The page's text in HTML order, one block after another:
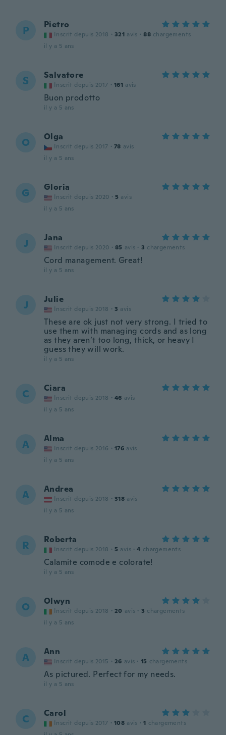
P Pietro
Inscrit depuis 2018 · 321 avis · 88 chargements
il y a 5 ans
S Salvatore
Inscrit depuis 2017 · 161 avis
Buon prodotto
il y a 5 ans
O Olga
Inscrit depuis 2017 · 78 avis
il y a 5 ans
G Gloria
Inscrit depuis 2020 · 5 avis
il y a 5 ans
J Jana
Inscrit depuis 2020 · 85 avis · 3 chargements
Cord management. Great!
il y a 5 ans
J Julie
Inscrit depuis 2018 · 3 avis
These are ok just not very strong. I tried to
use them with managing cords and as long
as they aren’t too long, thick, or heavy I
guess they will work.
il y a 5 ans
C Ciara
Inscrit depuis 2018 · 46 avis
il y a 5 ans
A Alma
Inscrit depuis 2016 · 176 avis
il y a 5 ans
A Andrea
Inscrit depuis 2018 · 318 avis
il y a 5 ans
R Roberta
Inscrit depuis 2018 · 5 avis · 4 chargements
Calamite comode e colorate!
il y a 5 ans
O Olwyn
Inscrit depuis 2018 · 20 avis · 3 chargements
il y a 5 ans
A Ann
Inscrit depuis 2015 · 26 avis · 15 chargements
As pictured. Perfect for my needs.
il y a 5 ans
C Carol
Inscrit depuis 2017 · 108 avis · 1 chargements